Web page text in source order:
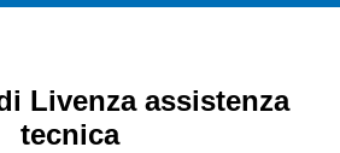
Livenza assistenza
tecnica